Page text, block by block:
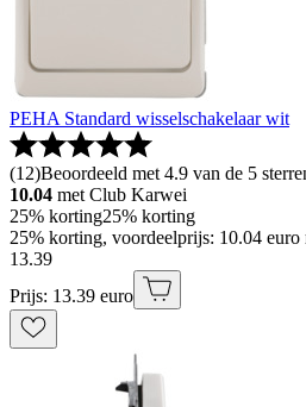
PEHA Standard wisselschakelaar wit
(12)Beoordeeld met 4.9 van de 5
10.04 met Club Karwei
25% korting25% korting
25% korting, voordeelprijs: 10.04
13.39
Prijs: 13.39 euro